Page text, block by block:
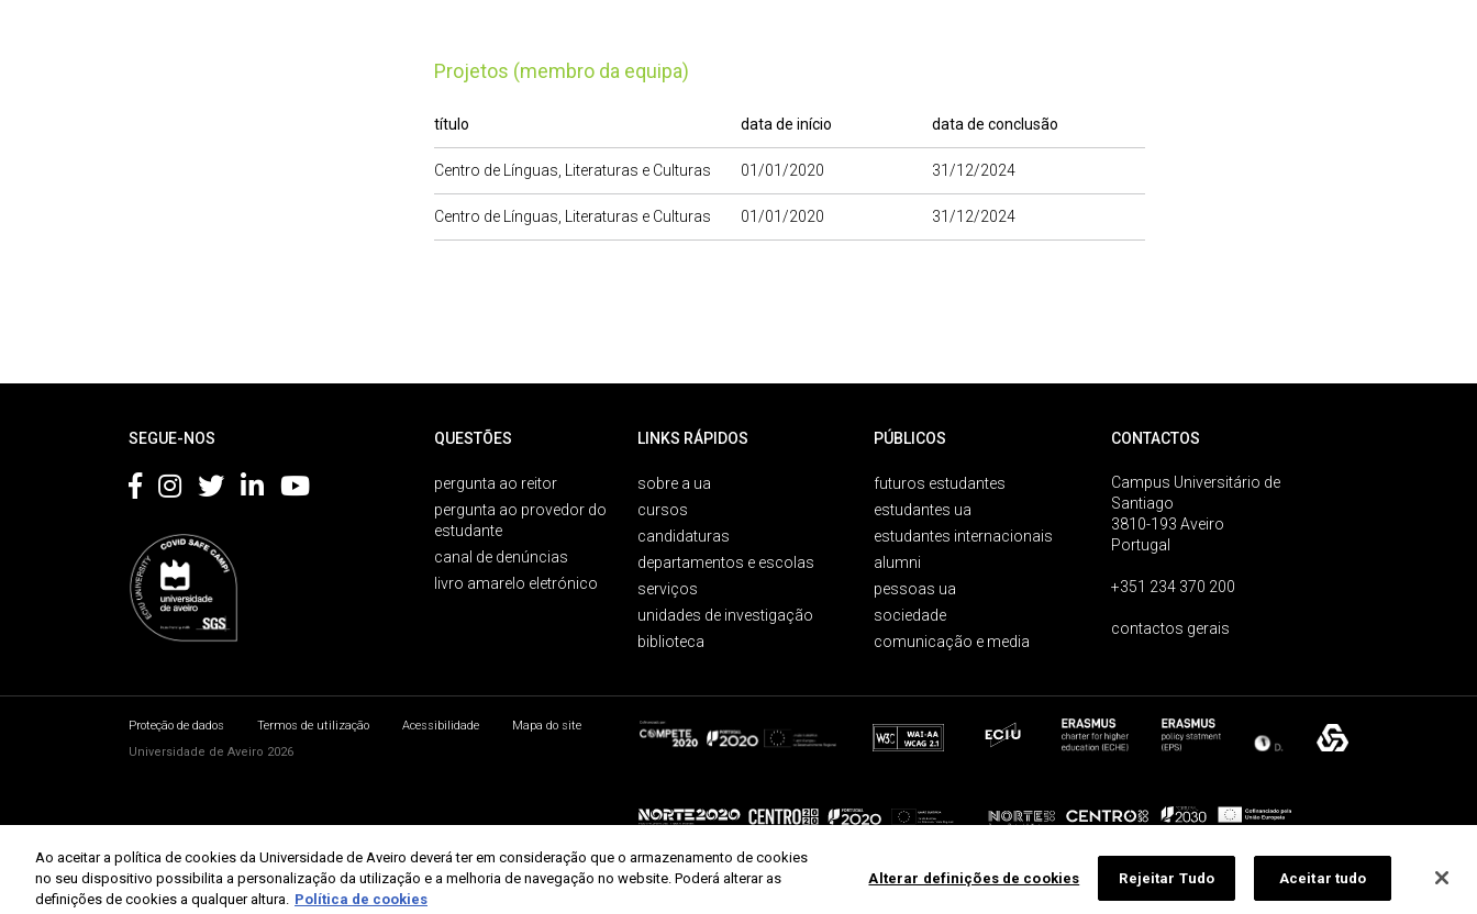
Projetos (membro da equipa)
título data de início data de conclusão
Centro de Línguas, Literaturas e Culturas 01/01/2020 31/12/2024
Centro de Línguas, Literaturas e Culturas 01/01/2020 31/12/2024
SEGUE-NOS QUESTÕES
pergunta ao reitor
pergunta ao provedor do
estudante
canal de denúncias
livro amarelo eletrónico
LINKS RÁPIDOS
sobre a ua
cursos
candidaturas
departamentos e escolas
serviços
unidades de investigação
biblioteca
PÚBLICOS
futuros estudantes
estudantes ua
estudantes internacionais
alumni
pessoas ua
sociedade
comunicação e media
CONTACTOS
Campus Universitário de
Santiago
3810-193 Aveiro
Portugal
+351 234 370 200
contactos gerais
Proteção de dados Termos de utilização Acessibilidade
Mapa do site
Universidade de Aveiro 2026
Ao aceitar a política de cookies da Universidade de Aveiro deverá ter em consideração que o armazenamento de cookies
no seu dispositivo possibilita a personalização da utilização e a melhoria de navegação no website. Poderá alterar as
definições de cookies a qualquer altura. Política de cookies
Alterar definições de cookies Rejeitar Tudo Aceitar tudo